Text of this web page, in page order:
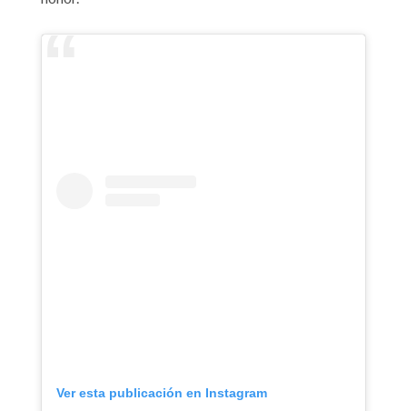
Ver esta publicación en Instagram